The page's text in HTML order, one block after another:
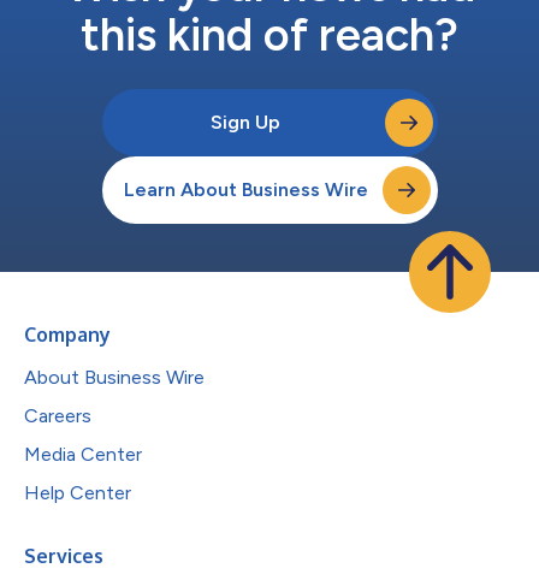
this kind of reach?
Sign Up
Learn About Business Wire
Company
About Business Wire
Careers
Media Center
Help Center
Services